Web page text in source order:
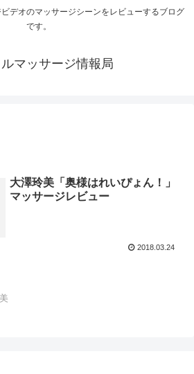
デオのマッサージシーンをレビューするブログ
です。
マッサージ情報局
大澤玲美「奥様はれいぴょん！」
マッサージレビュー
2018.03.24